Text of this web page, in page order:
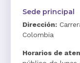
Sede principal
Dirección:
Colombia
Horarios de